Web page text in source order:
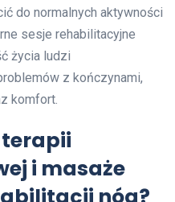
do normalnych aktywności
sesje rehabilitacyjne
życia ludzi
z kończynami,
komfort.
i masaże